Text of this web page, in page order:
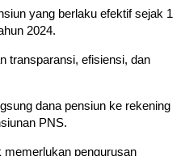
yang berlaku efektif sejak 1
2024.
transparansi, efisiensi, dan
dana pensiun ke rekening
PNS.
memerlukan pengurusan